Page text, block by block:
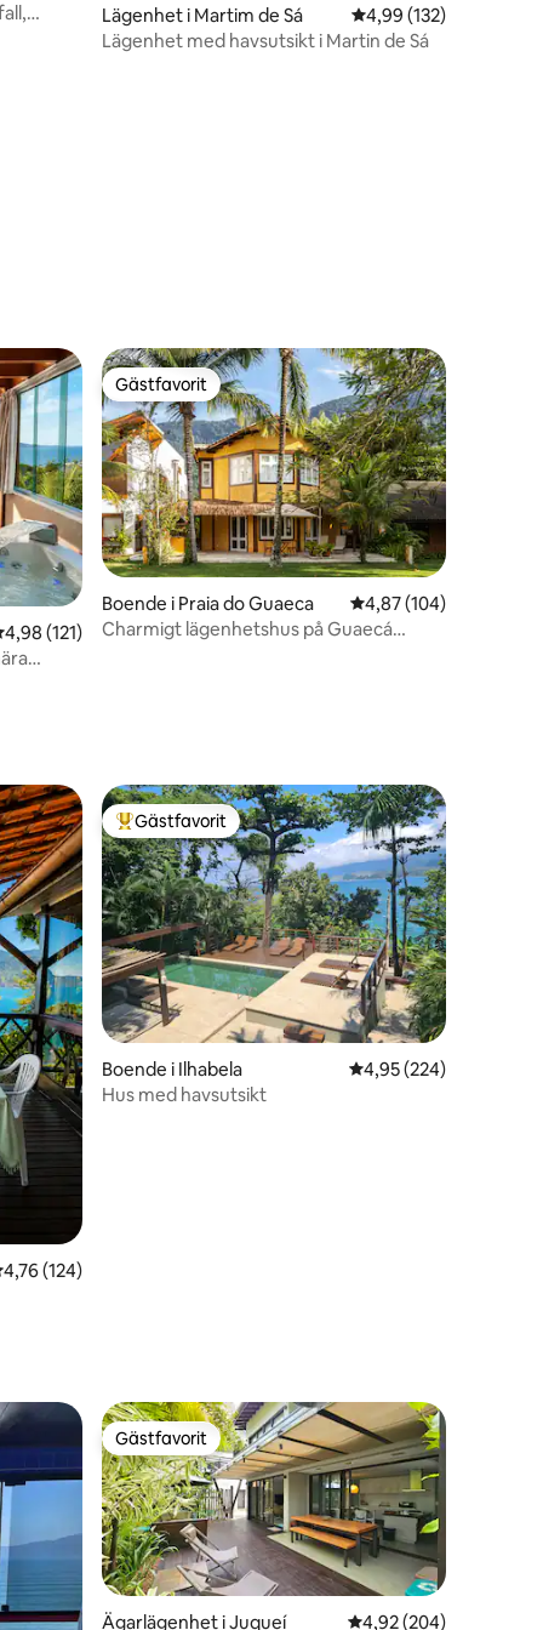
Lägenhet i Martim de Sá 4,99 av 5 i
4,99 (132)
Lägenhet med havsutsikt i Martin de Sá
av 5 i genomsnittligt betyg, 121 omdömen
4,98 (121)
Gästfavorit
Gästfavorit
Boende i Praia do Guaeca 4,87 av 5 i
4,87 (104)
Charmigt lägenhetshus på Guaecá
av 5 i genomsnittligt betyg, 124 omdömen
4,76 (124)
Populär gästfavorit
Gästfavorit
Boende i Ilhabela 4,95 av 5 i
4,95 (224)
Hus med havsutsikt
Gästfavorit
Gästfavorit
Ägarlägenhet i Juqueí 4,92 av 5 i
4,92 (204)